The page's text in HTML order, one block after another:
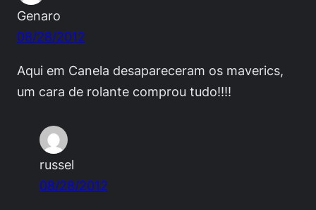
Genaro
08/28/2012
Aqui em Canela desapareceram os maverics,
um cara de rolante comprou tudo!!!!
russel
08/28/2012